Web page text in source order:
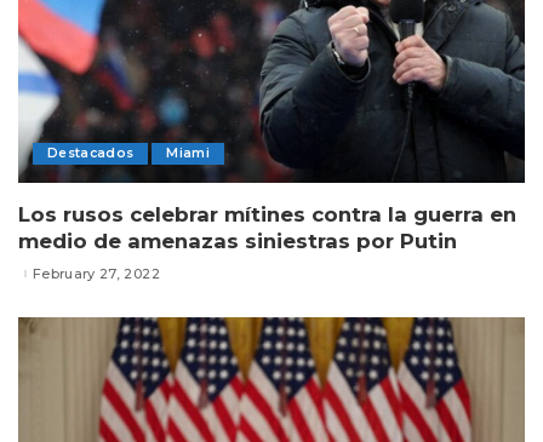
Destacados Miami
Los rusos celebrar mítines contra la guerra en
medio de amenazas siniestras por Putin
February 27, 2022